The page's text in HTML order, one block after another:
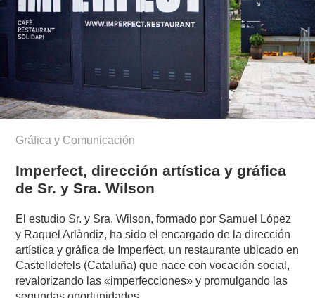
Gráfica y Comunicación
Imperfect, dirección artística y gráfica
de Sr. y Sra. Wilson
El estudio Sr. y Sra. Wilson, formado por Samuel López
y Raquel Arlàndiz, ha sido el encargado de la dirección
artística y gráfica de Imperfect, un restaurante ubicado en
Castelldefels (Cataluña) que nace con vocación social,
revalorizando las «imperfecciones» y promulgando las